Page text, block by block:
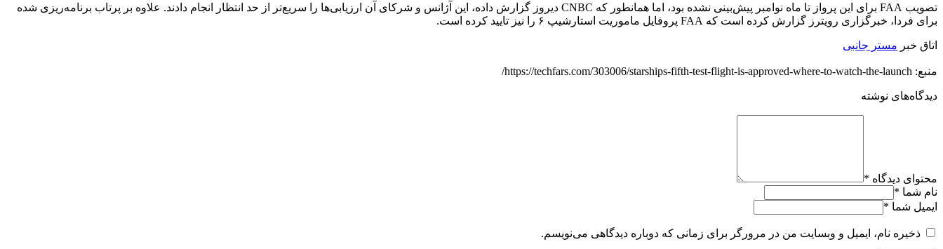
تصویب FAA برای این پرواز تا ماه نوامبر پیش‌بینی نشده بود، اما همانطور که CNBC دیروز گزارش داده، این آژانس و شرکای آن ارزیابی‌ها را سریع‌تر از حد انتظار انجام دادند. علاوه بر پرتاب برنامه‌ریزی شده
برای فردا، خبرگزاری رویترز گزارش کرده است که FAA پروفایل ماموریت استارشیپ ۶ را نیز تایید کرده است.
اتاق خبر مستر جانبی
منبع: https://techfars.com/303006/starships-fifth-test-flight-is-approved-where-to-watch-the-launch/
دیدگاه‌های نوشته
محتوای دیدگاه *
نام شما *
ایمیل شما *
ذخیره نام، ایمیل و وبسایت من در مرورگر برای زمانی که دوباره دیدگاهی می‌نویسم.